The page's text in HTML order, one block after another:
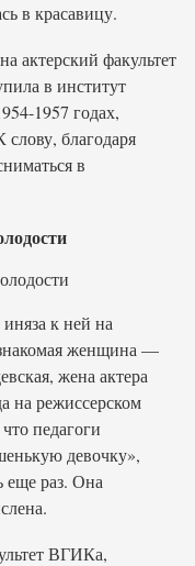
в красавицу.
актерский факультет
в институт
1957 годах,
благодаря
в
к ней на
женщина —
жена актера
на режиссерском
педагоги
девочку»,
еще раз. Она
ВГИКа,